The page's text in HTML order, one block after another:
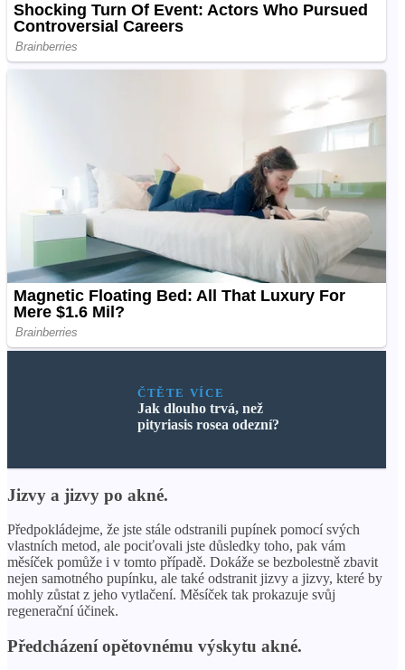
ČTĚTE VÍCE
Jak dlouho trvá, než
pityriasis rosea odezní?
Jizvy a jizvy po akné.
Předpokládejme, že jste stále odstranili pupínek pomocí svých
vlastních metod, ale pociťovali jste důsledky toho, pak vám
měsíček pomůže i v tomto případě. Dokáže se bezbolestně zbavit
nejen samotného pupínku, ale také odstranit jizvy a jizvy, které by
mohly zůstat z jeho vytlačení. Měsíček tak prokazuje svůj
regenerační účinek.
Předcházení opětovnému výskytu akné.